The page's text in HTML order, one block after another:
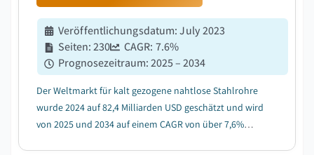
Veröffentlichungsdatum:July 2023
Seiten:230 CAGR: 7.6%
Prognosezeitraum:2025 – 2034
Der Weltmarkt für kalt gezogene nahtlose Stahlrohre
wurde 2024 auf 82,4 Milliarden USD geschätzt und wird
von 2025 und 2034 auf einem CAGR von über 7,6%